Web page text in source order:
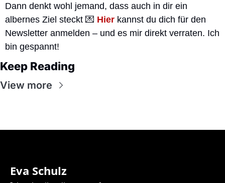
Dann denkt wohl jemand, dass auch in dir ein
albernes Ziel steckt 💌 Hier kannst du dich für den
Newsletter anmelden – und es mir direkt verraten. Ich
bin gespannt!
Keep Reading
View more
Eva Schulz